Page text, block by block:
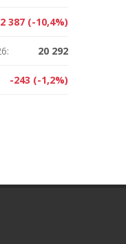
387 (-10,4%)
20 292
-243 (-1,2%)